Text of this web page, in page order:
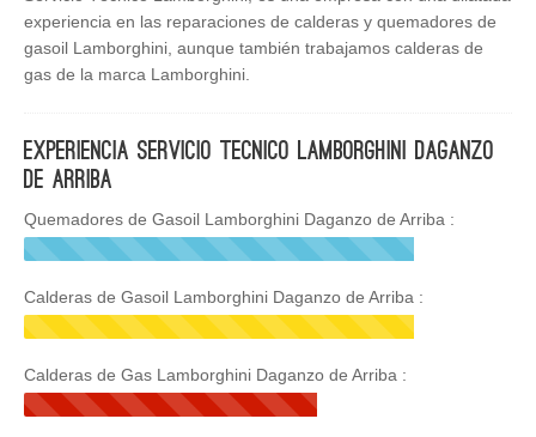
experiencia en las reparaciones de calderas y quemadores de
gasoil Lamborghini, aunque también trabajamos calderas de
gas de la marca Lamborghini.
Experiencia Servicio Tecnico Lamborghini Daganzo
de Arriba
Quemadores de Gasoil Lamborghini Daganzo de Arriba :
Calderas de Gasoil Lamborghini Daganzo de Arriba :
Calderas de Gas Lamborghini Daganzo de Arriba :